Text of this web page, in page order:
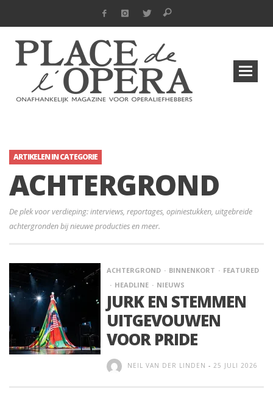
ARTIKELEN IN CATEGORIE
ACHTERGROND
De plek voor verdieping: interviews, reportages, opiniestukken, uitgebreide
achtergronden bij nieuwe producties en meer.
ACHTERGROND BINNENKORT
FEATURED
HEADLINE
NIEUWS
JURK EN STEMMEN
UITGEVOUWEN
VOOR PRIDE
NEIL VAN DER LINDEN - 25 JULI 2026